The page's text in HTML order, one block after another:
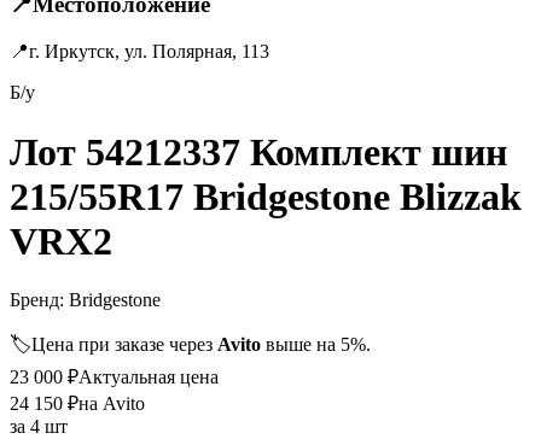
📍г. Иркутск, ул. Полярная, 113
Б/у
Лот 54212337 Комплект шин
215/55R17 Bridgestone Blizzak
VRX2
Бренд: Bridgestone
🏷️Цена при заказе через Avito выше на 5%.
23 000 ₽Актуальная цена
24 150 ₽на Avito
за 4 шт